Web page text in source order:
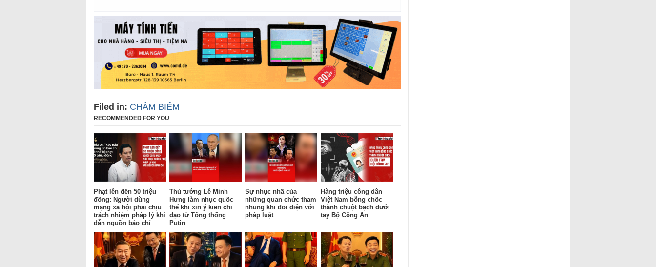
Filed in: CHÂM BIẾM
RECOMMENDED FOR YOU
Phạt lên đến 50 triệu
đồng: Người dùng
mạng xã hội phải chịu
trách nhiệm pháp lý khi
dẫn nguồn báo chí
Thủ tướng Lê Minh
Hưng làm nhục quốc
thể khi xin ý kiến chỉ
đạo từ Tổng thống
Putin
Sự nhục nhã của
những quan chức tham
nhũng khi đối diện với
pháp luật
Hàng triệu công dân
Việt Nam bỗng chốc
thành chuột bạch dưới
tay Bộ Công An